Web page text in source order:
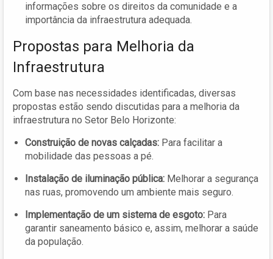
informações sobre os direitos da comunidade e a
importância da infraestrutura adequada.
Propostas para Melhoria da
Infraestrutura
Com base nas necessidades identificadas, diversas
propostas estão sendo discutidas para a melhoria da
infraestrutura no Setor Belo Horizonte:
Construição de novas calçadas: Para facilitar a
mobilidade das pessoas a pé.
Instalação de iluminação pública: Melhorar a segurança
nas ruas, promovendo um ambiente mais seguro.
Implementação de um sistema de esgoto: Para
garantir saneamento básico e, assim, melhorar a saúde
da população.